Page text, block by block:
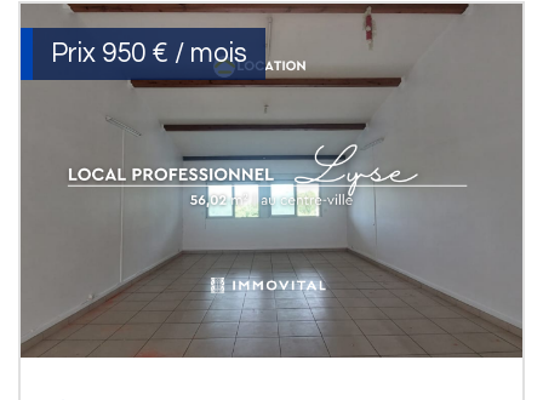
Prix 950 € / mois